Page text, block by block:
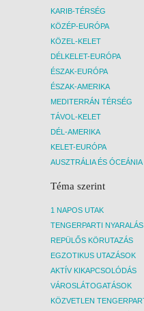
KARIB-TÉRSÉG
KÖZÉP-EURÓPA
KÖZEL-KELET
DÉLKELET-EURÓPA
ÉSZAK-EURÓPA
ÉSZAK-AMERIKA
MEDITERRÁN TÉRSÉG
TÁVOL-KELET
DÉL-AMERIKA
KELET-EURÓPA
AUSZTRÁLIA ÉS ÓCEÁNIA
Téma szerint
1 NAPOS UTAK
TENGERPARTI NYARALÁS
REPÜLŐS KÖRUTAZÁS
EGZOTIKUS UTAZÁSOK
AKTÍV KIKAPCSOLÓDÁS
VÁROSLÁTOGATÁSOK